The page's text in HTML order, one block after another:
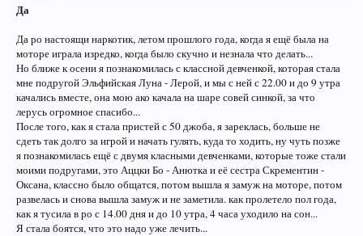
Да
Да ро настоящи наркотик, летом прошлого года, когда я ещё была на
моторе играла изредко, когда было скучно и незнала что делать...
Но ближе к осени я познакомилась с классной девченкой, которая стала
мне подругой Эльфийская Луна - Лерой, и мы с ней с 22.00 и до 9 утра
качались вместе, она мою ако качала на шаре совей синкой, за что
лерусь огромное спасибо...
После того, как я стала пристей с 50 джоба, я зареклась, больше не
сдеть так долго за игрой и начать гулять, куда то ходить, ну чуть позже
я познакомилась ещё с двумя класными девченками, которые тоже стали
моими подругами, это Аццки Бо - Анютка и её сестра Скрементин -
Оксана, классно было общатся, потом вышла я замуж на моторе, потом
развелась и снова вышла замуж и не заметила. как пролетело пол года,
как я тусила в ро с 14.00 дня и до 10 утра, 4 часа уходило на сон...
Я стала боятся, что это надо уже лечить...